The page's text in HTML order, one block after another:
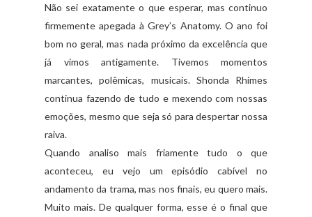
Não sei exatamente o que esperar, mas continuo
firmemente apegada à Grey’s Anatomy. O ano foi
bom no geral, mas nada próximo da excelência que
já vimos antigamente. Tivemos momentos
marcantes, polêmicas, musicais. Shonda Rhimes
continua fazendo de tudo e mexendo com nossas
emoções, mesmo que seja só para despertar nossa
raiva.
Quando analiso mais friamente tudo o que
aconteceu, eu vejo um episódio cabível no
andamento da trama, mas nos finais, eu quero mais.
Muito mais. De qualquer forma, esse é o final que